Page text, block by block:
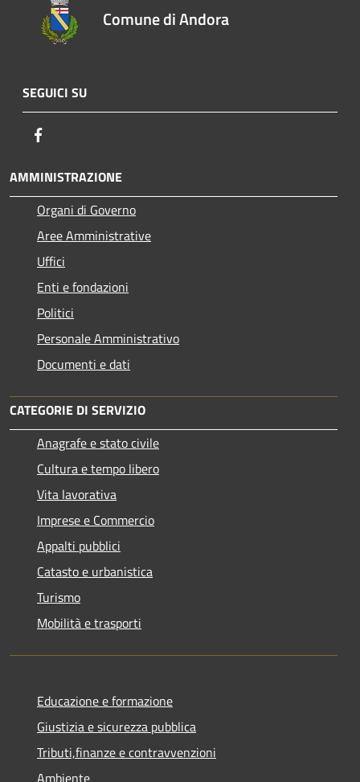
Comune di Andora
SEGUICI SU
AMMINISTRAZIONE
Organi di Governo
Aree Amministrative
Uffici
Enti e fondazioni
Politici
Personale Amministrativo
Documenti e dati
CATEGORIE DI SERVIZIO
Anagrafe e stato civile
Cultura e tempo libero
Vita lavorativa
Imprese e Commercio
Appalti pubblici
Catasto e urbanistica
Turismo
Mobilità e trasporti
Educazione e formazione
Giustizia e sicurezza pubblica
Tributi,finanze e contravvenzioni
Ambiente